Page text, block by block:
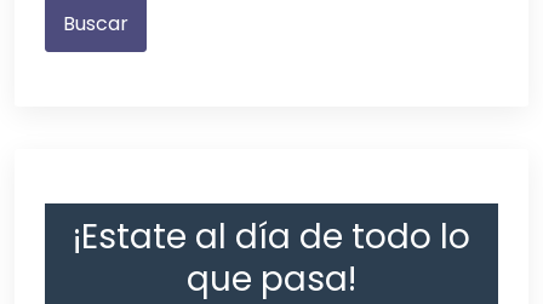
¡Estate al día de todo lo
que pasa!